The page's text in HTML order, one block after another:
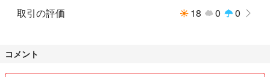
取引の評価 18 0 0
コメント